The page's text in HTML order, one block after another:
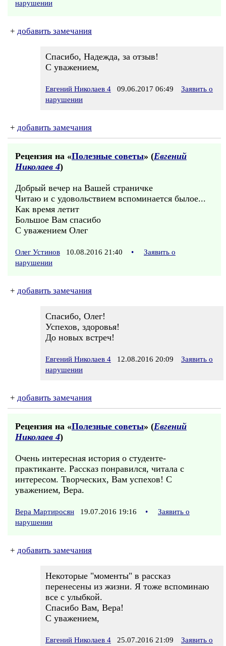
нарушении
+ добавить замечания
Спасибо, Надежда, за отзыв!
С уважением,
Евгений Николаев 4 09.06.2017 06:49
Заявить о
нарушении
+ добавить замечания
Рецензия на «Полезные советы» (Евгений
Николаев 4)
Добрый вечер на Вашей страничке
Читаю и с удовольствием вспоминается былое...
Как время летит
Большое Вам спасибо
С уважением Олег
Олег Устинов 10.08.2016 21:40 •
Заявить о
нарушении
+ добавить замечания
Спасибо, Олег!
Успехов, здоровья!
До новых встреч!
Евгений Николаев 4 12.08.2016 20:09
Заявить о
нарушении
+ добавить замечания
Рецензия на «Полезные советы» (Евгений
Николаев 4)
Очень интересная история о студенте-
практиканте. Рассказ понравился, читала с
интересом. Творческих, Вам успехов! С
уважением, Вера.
Вера Мартиросян 19.07.2016 19:16 •
Заявить о
нарушении
+ добавить замечания
Некоторые "моменты" в рассказ
перенесены из жизни. Я тоже вспоминаю
все с улыбкой.
Спасибо Вам, Вера!
С уважением,
Евгений Николаев 4 25.07.2016 21:09
Заявить о